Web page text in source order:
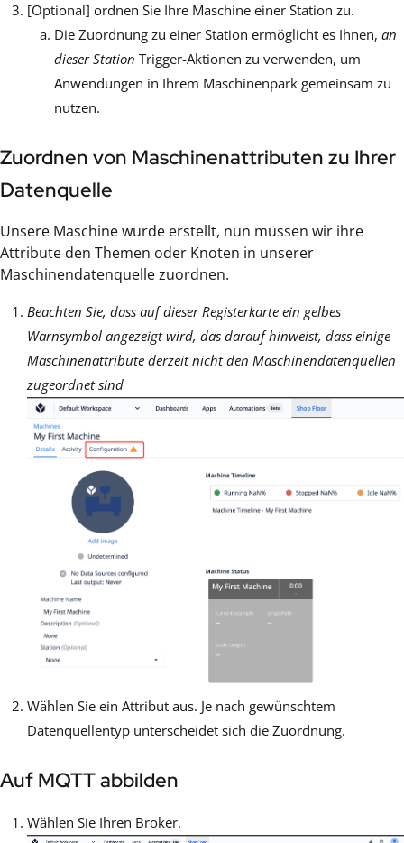
[Optional] ordnen Sie Ihre Maschine einer Station zu.
Die Zuordnung zu einer Station ermöglicht es Ihnen, an
dieser Station Trigger-Aktionen zu verwenden, um
Anwendungen in Ihrem Maschinenpark gemeinsam zu
nutzen.
Zuordnen von Maschinenattributen zu Ihrer
Datenquelle
Unsere Maschine wurde erstellt, nun müssen wir ihre
Attribute den Themen oder Knoten in unserer
Maschinendatenquelle zuordnen.
Beachten Sie, dass auf dieser Registerkarte ein gelbes
Warnsymbol angezeigt wird, das darauf hinweist, dass einige
Maschinenattribute derzeit nicht den Maschinendatenquellen
zugeordnet sind
Wählen Sie ein Attribut aus. Je nach gewünschtem
Datenquellentyp unterscheidet sich die Zuordnung.
Auf MQTT abbilden
Wählen Sie Ihren Broker.